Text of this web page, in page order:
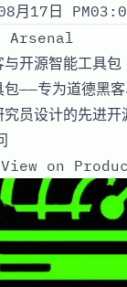
月17日
Arsenal
与开源智能工具包
包——专为道德黑
员设计的先进开
View on